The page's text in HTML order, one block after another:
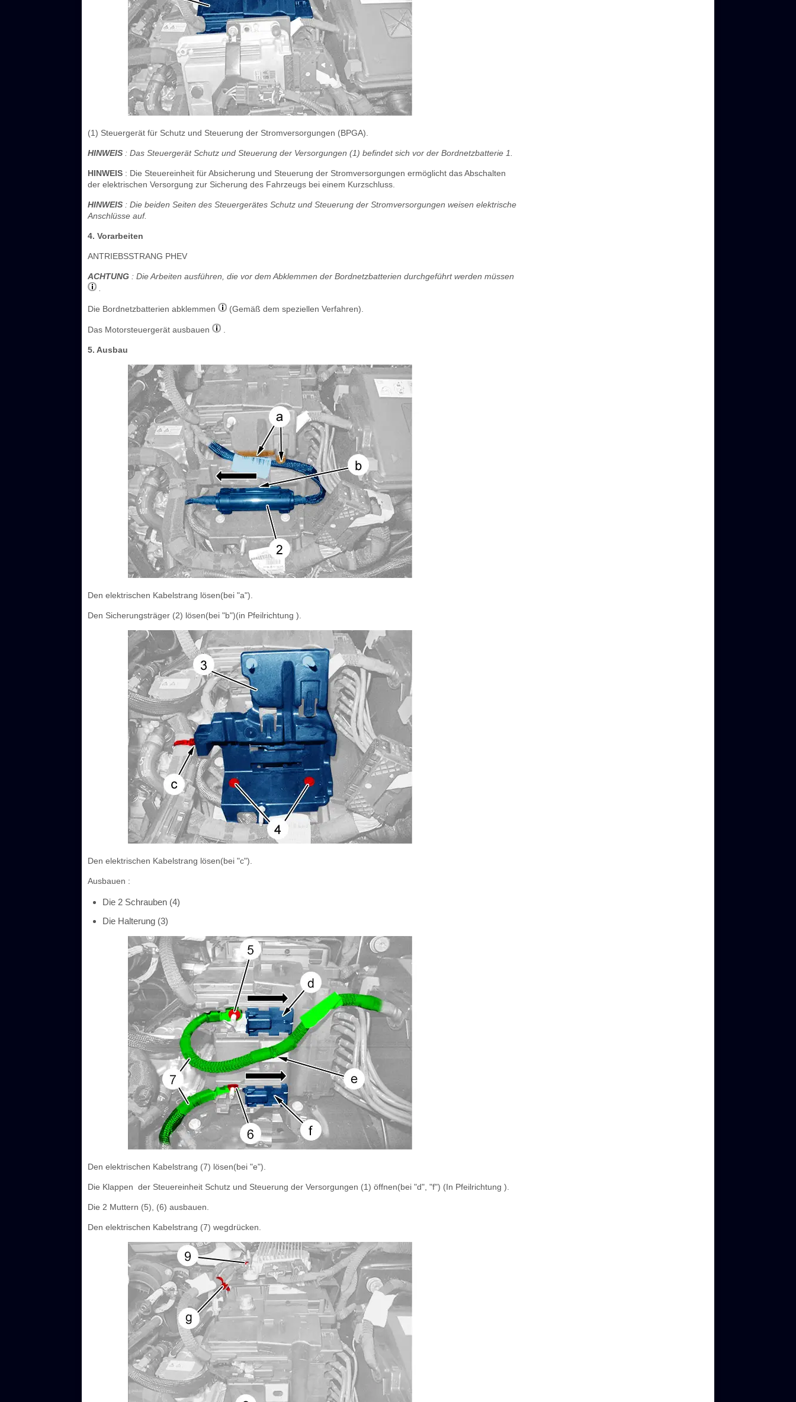
(1) Steuergerät für Schutz und Steuerung der Stromversorgungen (BPGA).
HINWEIS : Das Steuergerät Schutz und Steuerung der Versorgungen ‎(1) befindet sich vor der Bordnetzbatterie ‎1.
HINWEIS : Die Steuereinheit für Absicherung und Steuerung der Stromversorgungen ermöglicht das Abschalten
der elektrischen Versorgung zur Sicherung des Fahrzeugs bei einem Kurzschluss.
HINWEIS : Die beiden Seiten des Steuergerätes Schutz und Steuerung der Stromversorgungen weisen elektrische
Anschlüsse auf.
4. Vorarbeiten
ANTRIEBSSTRANG PHEV
ACHTUNG : Die Arbeiten ausführen, die vor dem Abklemmen der Bordnetzbatterien durchgeführt werden müssen
Die Bordnetzbatterien abklemmen (Gemäß dem speziellen Verfahren).
Das Motorsteuergerät ausbauen
5. Ausbau
Den elektrischen Kabelstrang lösen(bei "a").
Den Sicherungsträger ‎(2) lösen(bei "b")(in Pfeilrichtung ).
Den elektrischen Kabelstrang lösen(bei "c").
Ausbauen :
Die 2 Schrauben (4)
Die Halterung (3)
Den elektrischen Kabelstrang (7) lösen(bei "e").
Die Klappen ‎ der Steuereinheit Schutz und Steuerung der Versorgungen ‎(1) öffnen(bei "d", "f") (In Pfeilrichtung ).
Die 2 Muttern (5), (6) ausbauen.
Den elektrischen Kabelstrang (7) wegdrücken.